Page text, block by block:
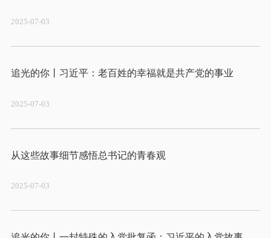
2025-07-03
2025-07-03
从这些故事细节感悟总书记的青春观
2025-07-03